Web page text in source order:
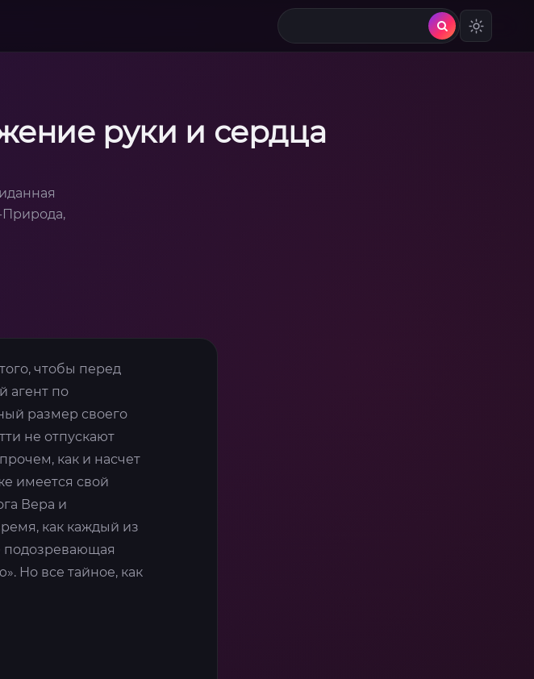
руки и сердца
Природа,
чтобы перед
агент по
размер своего
не отпускают
как и насчет
имеется свой
Вера и
как каждый из
подозревающая
Но все тайное, как